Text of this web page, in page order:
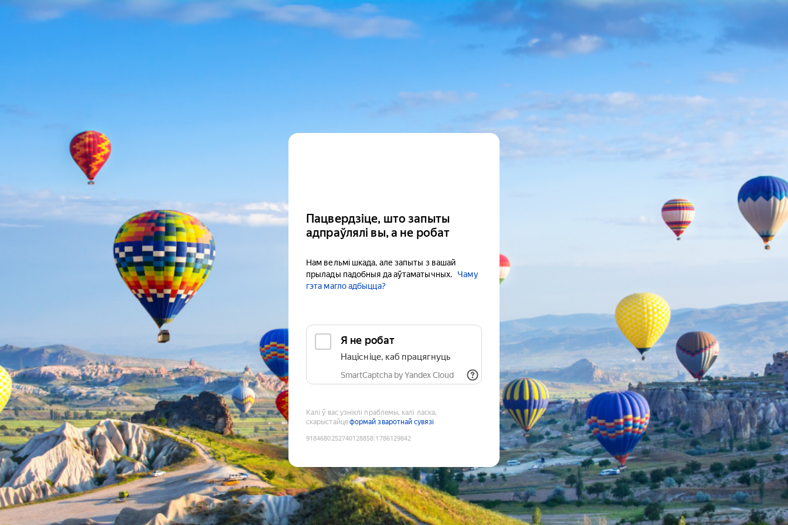
Пацвердзіце, што запыты
адпраўлялі вы, а не робат
Нам вельмі шкада, але запыты з вашай
прылады падобныя да аўтаматычных.
Чаму
гэта магло адбыцца?
Я не робат
Націсніце, каб працягнуць
SmartCaptcha by Yandex Cloud
Калі ў вас узніклі праблемы, калі ласка,
скарыстайцеформай зваротнай сувязі
9184680252740128858:1786129842